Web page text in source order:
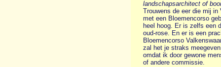
landschapsarchitect of
Trouwens de eer die mij in
met een Bloemencorso
heel hoog. Er is zelfs een
oud-rose. En er is een
Bloemencorso
zal het je straks
omdat ik door gewone
of andere commissie.